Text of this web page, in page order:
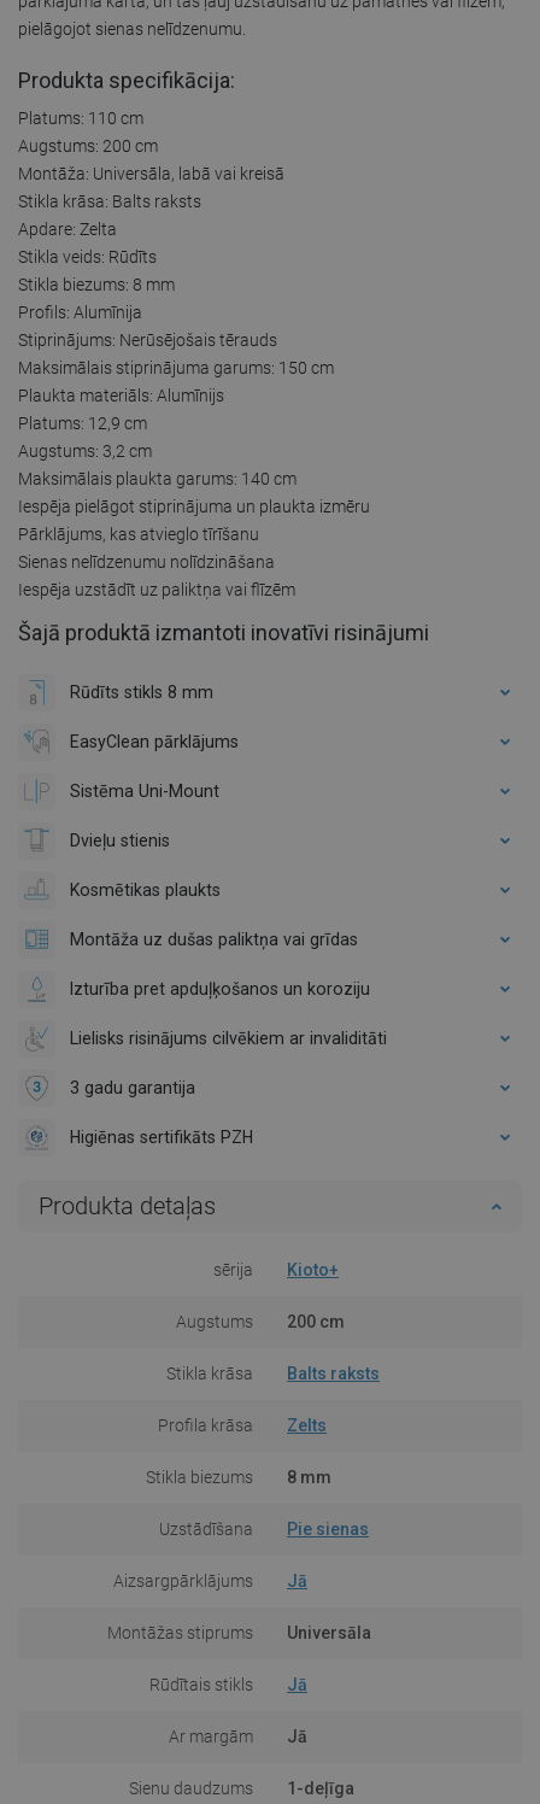
pielāgojot sienas nelīdzenumu.
Produkta specifikācija:
Platums: 110 cm
Augstums: 200 cm
Montāža: Universāla, labā vai kreisā
Stikla krāsa: Balts raksts
Apdare: Zelta
Stikla veids: Rūdīts
Stikla biezums: 8 mm
Profils: Alumīnija
Stiprinājums: Nerūsējošais tērauds
Maksimālais stiprinājuma garums: 150 cm
Plaukta materiāls: Alumīnijs
Platums: 12,9 cm
Augstums: 3,2 cm
Maksimālais plaukta garums: 140 cm
Iespēja pielāgot stiprinājuma un plaukta izmēru
Pārklājums, kas atvieglo tīrīšanu
Sienas nelīdzenumu nolīdzināšana
Iespēja uzstādīt uz paliktņa vai flīzēm
Šajā produktā izmantoti inovatīvi risinājumi
Rūdīts stikls 8 mm
EasyClean pārklājums
Sistēma Uni-Mount
Dvieļu stienis
Kosmētikas plaukts
Montāža uz dušas paliktņa vai grīdas
Izturība pret apduļķošanos un koroziju
Lielisks risinājums cilvēkiem ar invaliditāti
3 gadu garantija
Higiēnas sertifikāts PZH
Produkta detaļas
sērija Kioto+
Augstums 200 cm
Stikla krāsa Balts raksts
Profila krāsa Zelts
Stikla biezums 8 mm
Uzstādīšana Pie sienas
Aizsargpārklājums Jā
Montāžas stiprums Universāla
Rūdītais stikls Jā
Ar margām Jā
Sienu daudzums 1-deļīga